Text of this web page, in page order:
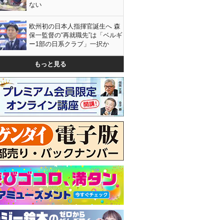
ない
欧州初の日本人指揮官誕生へ 森
保一監督の“再就職先”は「ベルギ
ー1部の日系クラブ」一択か
もっと見る